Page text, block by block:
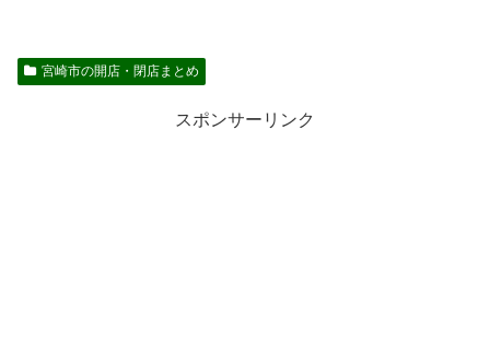
宮崎市の開店・閉店まとめ
スポンサーリンク